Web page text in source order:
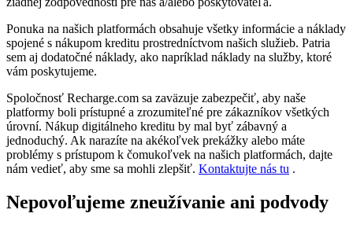
Ponuka na našich platformách obsahuje všetky informácie a náklady
spojené s nákupom kreditu prostredníctvom našich služieb. Patria
sem aj dodatočné náklady, ako napríklad náklady na služby, ktoré
vám poskytujeme.
Spoločnosť Recharge.com sa zaväzuje zabezpečiť, aby naše
platformy boli prístupné a zrozumiteľné pre zákazníkov všetkých
úrovní. Nákup digitálneho kreditu by mal byť zábavný a
jednoduchý. Ak narazíte na akékoľvek prekážky alebo máte
problémy s prístupom k čomukoľvek na našich platformách, dajte
nám vedieť, aby sme sa mohli zlepšiť. Kontaktujte nás tu .
Nepovoľujeme zneužívanie ani podvody